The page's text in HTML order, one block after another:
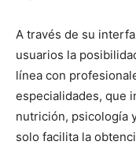
A través de su
usuarios la
línea con
especialidades, que
nutrición, psicología
solo facilita la